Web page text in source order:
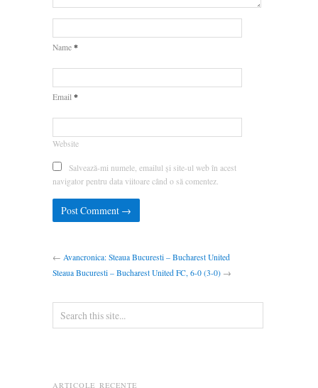
Name *
Email *
Website
Salvează-mi numele, emailul și site-ul web în acest
navigator pentru data viitoare când o să comentez.
← Avancronica: Steaua Bucuresti – Bucharest United
Steaua Bucuresti – Bucharest United FC, 6-0 (3-0) →
ARTICOLE RECENTE